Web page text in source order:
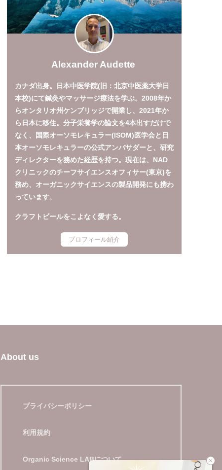
Alexander Audette
カナダ出身。日本中医学院(旧：北京中医薬大学日
本校)にて鍼灸やマッサージ療法を学ぶ。2008年か
らオンタリオ州ケンブリッジで開業し、2021年か
ら日本に移住。分子栄養学の論文を4本出すだけで
なく、国際オーソモレキュラー(ISOM)医学会と日
本オーソモレキュラーの公式アンバサダーと、研究
ディレクターを務めた経歴を持つ。現在は、NAD
クリニックのチーフサイエンスオフィサー(東京)を
務め、オーガニックサイエンスの製品開発にも携わ
っています。
クラフトビールをこよなく愛する。
プロフィール紹介
About us
プライバシーポリシー
利用規約
Organic Science LABについて